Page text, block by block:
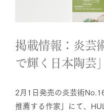
掲載情報：炎芸
で輝く日本陶芸」
2月1日発売の炎芸術
推薦する作家」にて、